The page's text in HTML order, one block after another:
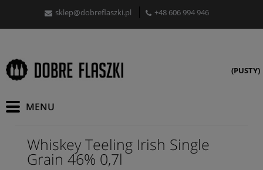
sklep@dobreflaszki.pl +48 606 994 946
(PUSTY)
Whiskey Teeling Irish Single
Grain 46% 0,7l